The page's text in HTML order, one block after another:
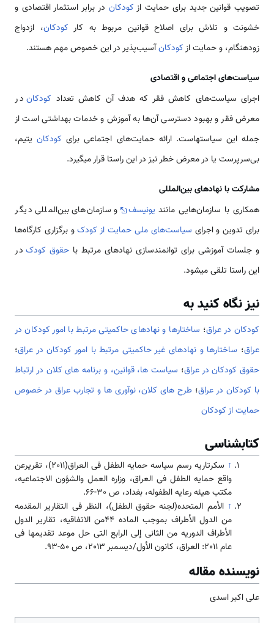
تصویب قوانین جدید برای حمایت از کودکان در برابر استثمار اقتصادی و
خشونت و تلاش برای اصلاح قوانین مربوط به کار کودکان، ازدواج
زودهنگام، و حمایت ازکودکانآسیب‌پذیر در این خصوص مهم هستند.
سیاست‌های اجتماعی و اقتصادی
اجرای سیاست‌های کاهش فقر که هدف آن کاهش تعداد کودکاندر
معرض فقر و بهبود دسترسی آن‌ها به آموزش و خدمات بهداشتی است از
جمله این سیاستهاست. ارائه حمایت‌های اجتماعی برای کودکانیتیم،
بی‌سرپرست یا در معرض خطر نیز در این راستا قرار می­گیرد.
مشارکت با نهادهای بین‌المللی
همکاری با سازمان‌هایی مانند یونیسف
و سازمان‌های بین‌المللی دیگر
برای تدوین و اجرای سیاست‌های ملی حمایت از کودکو برگزاری کارگاه‌ها
و جلسات آموزشی برای توانمندسازی نهادهای مرتبط با حقوق کودک در
این راستا تلقی می­شود.
نیز نگاه کنید به
کودکان در عراق؛ ساختارها و نهادهای حاکمیتی مرتبط با امور کودکان در
عراق؛ ساختارها و نهادهای غیر حاکمیتی مرتبط با امور کودکان در عراق؛
حقوق کودکان در عراق؛ سیاست ها، قوانین، و برنامه های کلان در ارتباط
با کودکان در عراق؛ طرح های کلان، نوآوری ها و تجارب عراق در خصوص
حمایت از کودکان
کتابشناسی
↑
سكرتاريه رسم سياسه حمايه الطفل فی العراق(2011)، تقريرعن
واقع حمايه الطفل فی العراق، وزاره العمل والشؤون الاجتماعيه،
مكتب هيئه رعايه الطفوله، بغداد، ص 30-66.
↑ الأمم المتحده(لجنه حقوق الطفل)، النظر فی التقارير المقدمه
من الدول الأطراف بموجب الماده ٤٤من الاتفاقيه، تقارير الدول
الأطراف الدوريه من الثانی إلى الرابع التی حل موعد تقديمها فی
عام 2011: العراق، كانون الأول/ديسمبر 2013، ص 50-93.
نویسنده مقاله
علی اکبر اسدی